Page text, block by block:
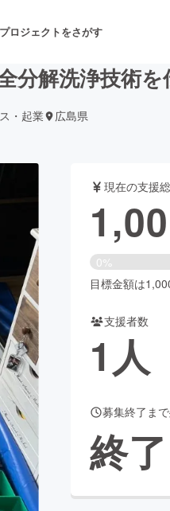
プロジェクトをさがす
舞台・パフォーマンス
フード・飲食店
アニメ・漫画
ビューティー・ヘルスケア
Creation
コミュニティ
分解洗浄技術を
・起業 広島県
現在の支援
0%
目標金額は
支援者数
1人
募集終了ま
終了